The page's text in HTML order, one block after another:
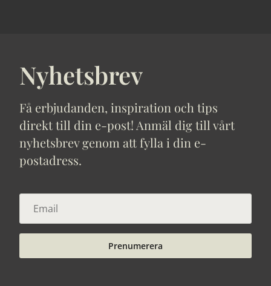
Nyhetsbrev
Få erbjudanden, inspiration och tips
direkt till din e-post! Anmäl dig till vårt
nyhetsbrev genom att fylla i din e-
postadress.
Prenumerera